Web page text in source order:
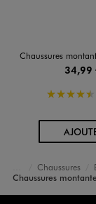
Chaussures montantes esprit
34,99
4.5/5
Accueil
Garçon
Chaussures
Chaussures